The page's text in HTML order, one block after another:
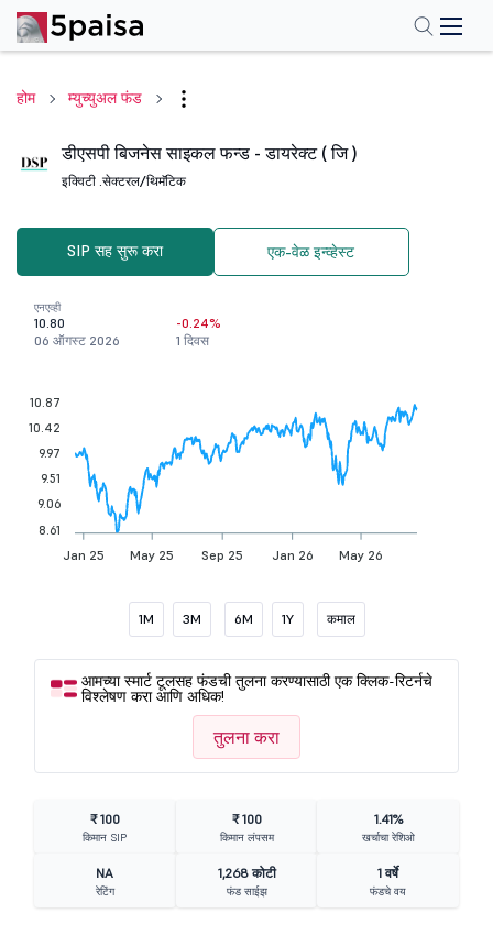
होम म्युच्युअल फंड
डीएसपी बिजनेस साइकल फन्ड - डायरेक्ट ( जि )
इक्विटी .सेक्टरल/थिमॅटिक
SIP सह सुरू करा एक-वेळ इन्व्हेस्ट
एनएव्ही
10.80
06 ऑगस्ट 2026
-0.24%
1 दिवस
Jan 25 May 25 Sep 25 Jan 26 May 26
10.87
10.42
9.97
9.51
9.06
8.61
1M 3M 6M 1Y कमाल
आमच्या स्मार्ट टूलसह फंडची तुलना करण्यासाठी एक क्लिक-रिटर्नचे
विश्लेषण करा आणि अधिक!
तुलना करा
₹ 100
किमान SIP
₹ 100
किमान लंपसम
1.41%
खर्चाचा रेशिओ
NA
रेटिंग
1,268 कोटी
फंड साईझ
1 वर्षे
फंडचे वय